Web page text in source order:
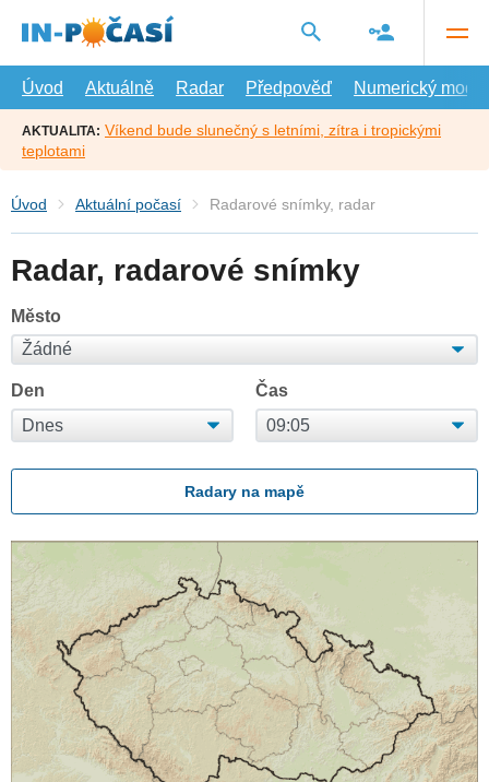
hlavní
Úvod
Aktuálně Radar Předpověď Numerický model
AKTUALITA: Víkend bude slunečný s letními, zítra i tropickými
teplotami
Úvod Aktuální počasí Radarové snímky, radar
Radar, radarové snímky
Město
Den Čas
Radary na mapě